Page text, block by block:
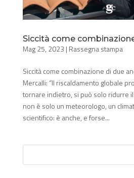
Siccità come
Mag 25, 2023 | Rassegna stampa
Siccità come combinazione di due
Mercalli: “Il riscaldamento globale
tornare indietro, si può solo ridurre il
non è solo un meteorologo, un
scientifico: è anche, e forse...